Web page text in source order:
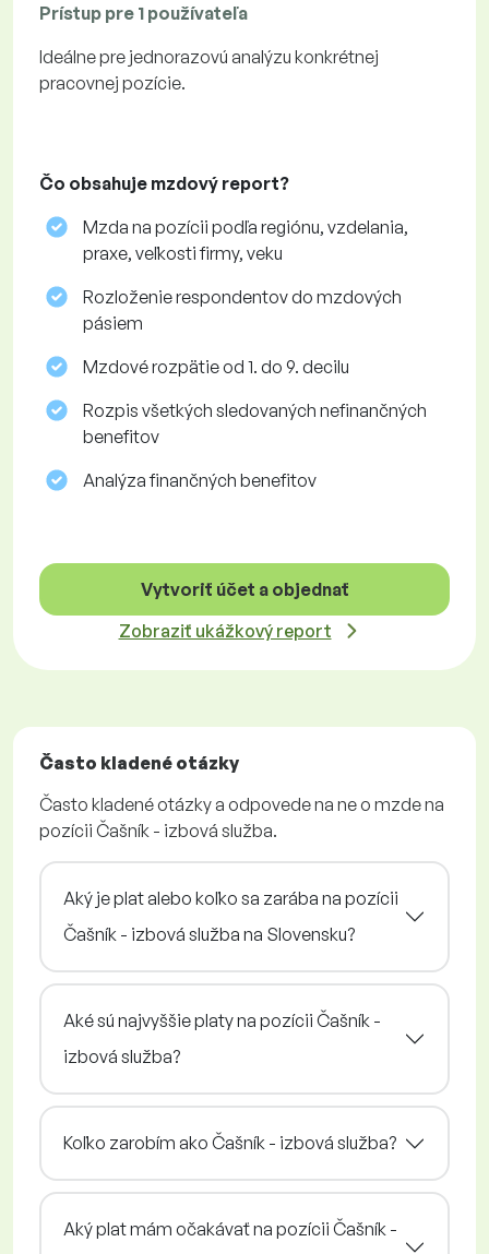
Prístup pre 1 používateľa
Ideálne pre jednorazovú analýzu konkrétnej
pracovnej pozície.
Čo obsahuje mzdový report?
Mzda na pozícii podľa regiónu, vzdelania,
praxe, veľkosti firmy, veku
Rozloženie respondentov do mzdových
pásiem
Mzdové rozpätie od 1. do 9. decilu
Rozpis všetkých sledovaných nefinančných
benefitov
Analýza finančných benefitov
Vytvoriť účet a objednať
Zobraziť ukážkový report
Často kladené otázky
Často kladené otázky a odpovede na ne o mzde na
pozícii Čašník - izbová služba.
Aký je plat alebo koľko sa zarába na pozícii
Čašník - izbová služba na Slovensku?
Aké sú najvyššie platy na pozícii Čašník -
izbová služba?
Koľko zarobím ako Čašník - izbová služba?
Aký plat mám očakávať na pozícii Čašník -